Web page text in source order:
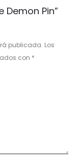
Demon Pin”
publicada. Los
con *